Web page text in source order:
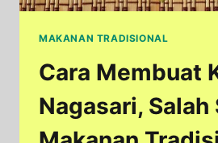
MAKANAN TRADISIONAL
Cara Membuat
Nagasari, Salah